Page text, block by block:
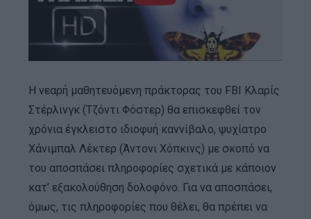
H νεαρή μαθητευόμενη πράκτορας του FBI Κλαρίς
Στέρλινγκ (Τζόντι Φόστερ) θα επισκεφθεί τον
χρόνια έγκλειστο ιδιοφυή καννίβαλο, ψυχίατρο
Χάνιμπαλ Λέκτερ (Άντονι Χόπκινς) με σκοπό να
του αποσπάσει πληροφορίες σχετικά με κάποιον
κατ’ εξακολούθηση δολοφόνο. Για να αποσπάσει,
όμως, τις πληροφορίες που θέλει, θα πρέπει να